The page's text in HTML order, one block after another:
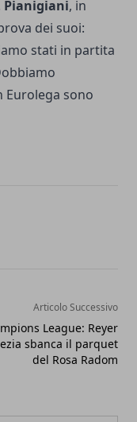
Pianigiani, in
dei suoi:
stati in partita
Eurolega sono
Articolo Successivo
League: Reyer
sbanca il parquet
del Rosa Radom